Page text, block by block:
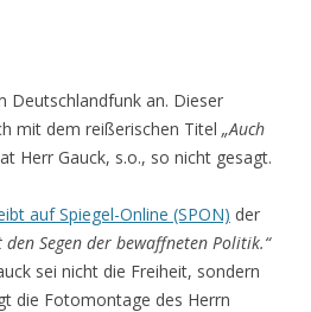
Deutschlandfunk an. Dieser
mit dem reißerischen Titel „Auch
Herr Gauck, s.o., so nicht gesagt.
auf Spiegel-Online (SPON) der
den Segen der bewaffneten Politik.“
sei nicht die Freiheit, sondern
die Fotomontage des Herrn